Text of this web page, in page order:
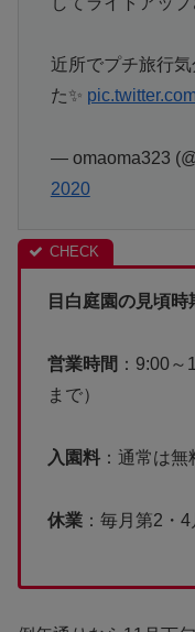
近所でプチ旅行
た✨
— omaoma323
2020
目白庭園の見頃時
営業時間 ：9:00
まで）
入園料 ：通常は
休業 ：毎月第2・